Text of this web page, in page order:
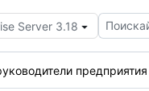
Server 3.18
предприятия